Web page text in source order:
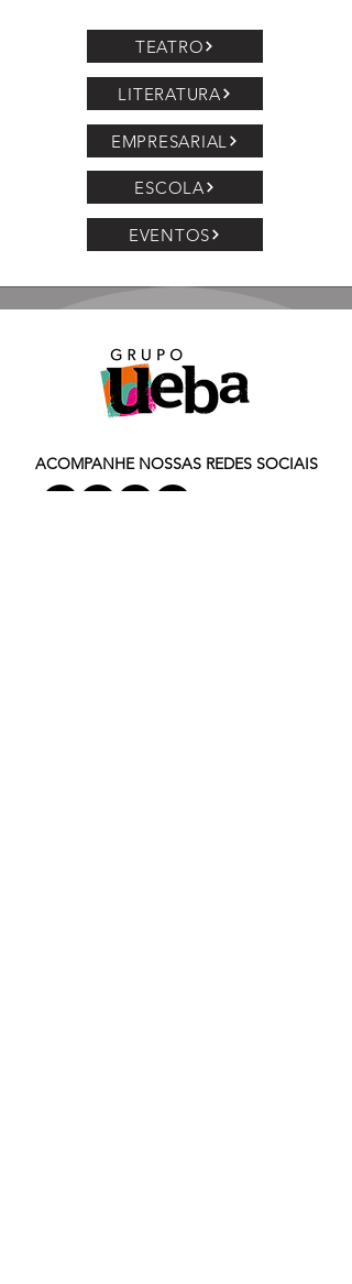
TEATRO
LITERATURA
EMPRESARIAL
ESCOLA
EVENTOS
ACOMPANHE NOSSAS REDES SOCIAIS